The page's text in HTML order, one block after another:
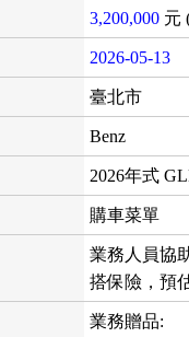
3,200,000 元
2026-05-13
臺北市
Benz
2026年式
購車菜單
業務人員協
搭保險，預
業務贈品: